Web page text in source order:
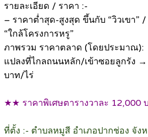
รายละเอียด / ราคา :-
– ราคาต่ำสุด-สูงสุด ขึ้นกับ “วิวเขา”
“ใกล้โครงการหรู”
ภาพรวม ราคาตลาด (โดยประมาณ):
แปลงที่ไกลถนนหลัก/เข้าซอยลูกรัง
บาท/ไร่
★★ ราคาพิเศษตารางวาละ 12,000
ที่ตั้ง :- ตำบลหมูสี อำเภอปากช่อง จัง